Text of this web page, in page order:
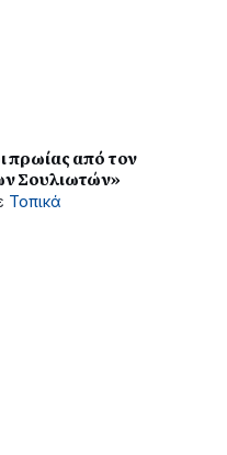
πρωίας από τον
Σουλιωτών»
Τοπικά